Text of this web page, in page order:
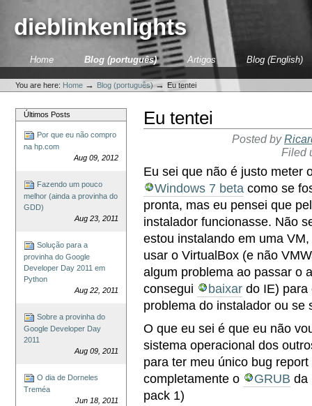
content.dieblinkenlights
SectionsHome Blog (português) Artigos Blog (English)
tools
You are here: Home → Blog (português) →Eu tentei
Últimos Posts
Por que eu não compro
na hp.com
Aug 09, 2012
Fazendo um pouco
melhor (ainda a provinha do
GDD)
Aug 23, 2011
Solução para a
provinha do Google
Developer Day 2011 em
Python
Aug 22, 2011
Sobre a provinha do
Google Developer Day
2011
Aug 09, 2011
O dia de Dorneles
Treméa
Jun 18, 2011
Eu tentei
Posted by
Filed
Eu sei que não é justo meter
Windows 7 beta como se
pronta, mas eu pensei que
instalador funcionasse. Não
estou instalando em uma
usar o VirtualBox (e não
algum problema ao passar o
consegui
baixar do IE) para
problema do instalador ou se
O que eu sei é que eu não
sistema operacional dos
para ter meu único bug
completamente o
GRUB da
pack 1)